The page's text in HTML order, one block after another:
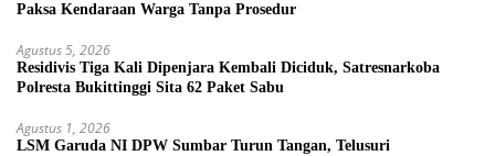
Paksa Kendaraan Warga Tanpa Prosedur
Agustus 5, 2026
Residivis Tiga Kali Dipenjara Kembali Diciduk, Satresnarkoba
Polresta Bukittinggi Sita 62 Paket Sabu
Agustus 1, 2026
LSM Garuda NI DPW Sumbar Turun Tangan, Telusuri